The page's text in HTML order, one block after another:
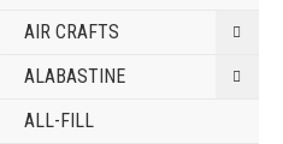
AIR CRAFTS
ALABASTINE
ALL-FILL